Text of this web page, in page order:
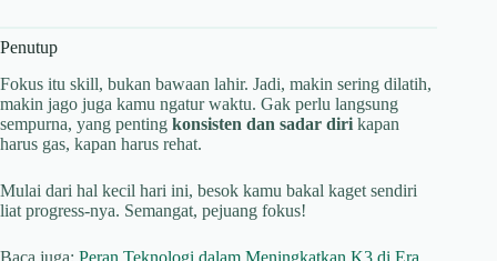
Penutup
Fokus itu skill, bukan bawaan lahir. Jadi, makin sering dilatih,
makin jago juga kamu ngatur waktu. Gak perlu langsung
sempurna, yang penting konsisten dan sadar diri kapan
harus gas, kapan harus rehat.
Mulai dari hal kecil hari ini, besok kamu bakal kaget sendiri
liat progress-nya. Semangat, pejuang fokus!
Baca juga: Peran Teknologi dalam Meningkatkan K3 di Era